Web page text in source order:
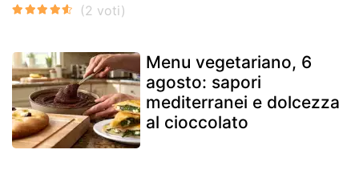
Menu vegetariano, 6
agosto: sapori
mediterranei e dolcezza
al cioccolato